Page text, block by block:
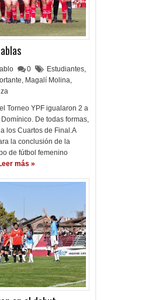
0 Estudiantes,
, Magalí Molina,
Torneo YPF igualaron 2 a
De todas formas,
los Cuartos de Final.A
la conclusión de la
de fútbol femenino
más »